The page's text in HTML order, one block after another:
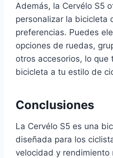
Además, la Cervélo S5
personalizar la bicicleta
preferencias. Puedes
opciones de ruedas,
otros accesorios, lo que
bicicleta a tu estilo de
Conclusiones
La Cervélo S5 es una
diseñada para los
velocidad y rendimiento